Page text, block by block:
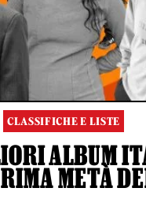
CLASSIFICHE E LISTE
ALBUM
METÀ